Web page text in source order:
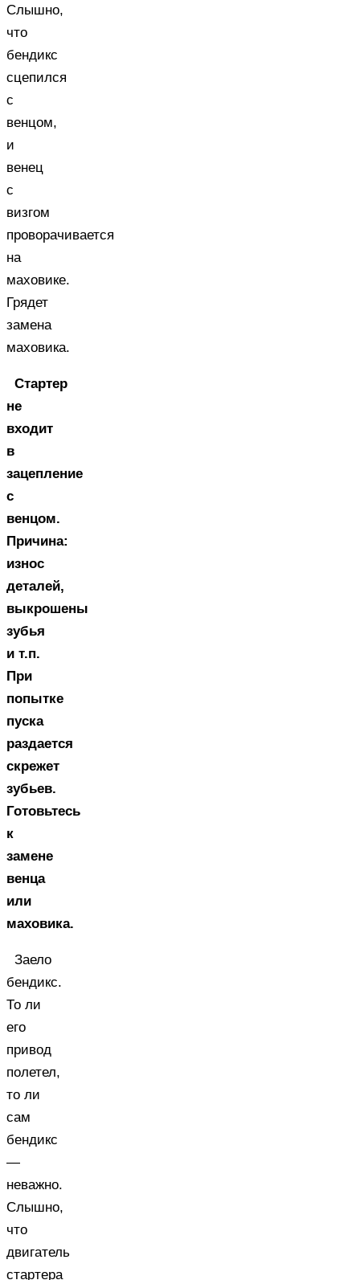
Слышно,
что
бендикс
сцепился
с
венцом,
и
венец
с
визгом
проворачивается
на
маховике.
Грядет
замена
маховика.
Стартер
не
входит
в
зацепление
с
венцом.
Причина:
износ
деталей,
выкрошены
зубья
и т.п.
При
попытке
пуска
раздается
скрежет
зубьев.
Готовьтесь
к
замене
венца
или
маховика.
Заело
бендикс.
То ли
его
привод
полетел,
то ли
сам
бендикс
—
неважно.
Слышно,
что
двигатель
стартера